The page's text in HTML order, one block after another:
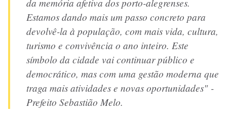
Estamos dando mais um passo concreto para
devolvê-la à população, com mais vida, cultura,
turismo e convivência o ano inteiro. Este
símbolo da cidade vai continuar público e
democrático, mas com uma gestão moderna que
traga mais atividades e novas oportunidades" -
Prefeito Sebastião Melo.